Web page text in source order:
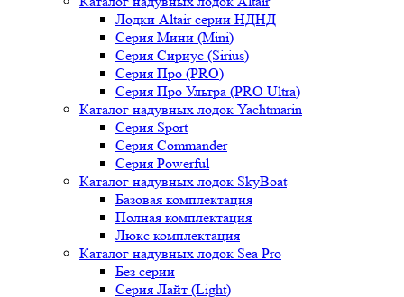
Лодки Altair серии НДНД
Серия Мини (Mini)
Серия Сириус (Sirius)
Серия Про (PRO)
Серия Про Ультра (PRO Ultra)
Каталог надувных лодок Yachtmarin
Серия Sport
Серия Commander
Серия Powerful
Каталог надувных лодок SkyBoat
Базовая комплектация
Полная комплектация
Люкс комплектация
Каталог надувных лодок Sea Pro
Без серии
Серия Лайт (Light)